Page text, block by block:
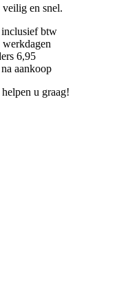
en snel.
inclusief btw
6,95
aankoop
u graag!